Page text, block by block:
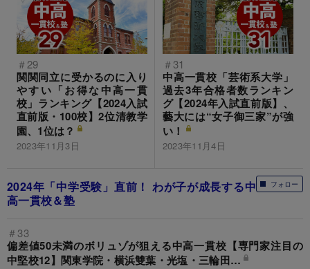
＃29
関関同立に受かるのに入り
やすい「お得な中高一貫
校」ランキング【2024入試
直前版・100校】2位清教学
園、1位は？
2023年11月3日
＃31
中高一貫校「芸術系大学」
過去3年合格者数ランキン
グ【2024年入試直前版】、
藝大には“女子御三家”が強
い！
2023年11月4日
フォロー
2024年「中学受験」直前！ わが子が成長する中
高一貫校＆塾
＃33
偏差値50未満のボリュゾが狙える中高一貫校【専門家注目の
中堅校12】関東学院・横浜雙葉・光塩・三輪田…